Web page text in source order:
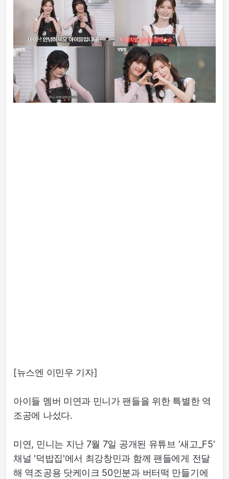
[뉴스엔 이민우 기자]
아이들 멤버 미연과 민니가 팬들을 위한 특별한 역
조공에 나섰다.
미연, 민니는 지난 7월 7일 공개된 유튜브 '새고_F5'
채널 '덕밥집'에서 최강창민과 함께 팬들에게 전달
해 역조공용 닷케이크 50인분과 버터떡 만들기에